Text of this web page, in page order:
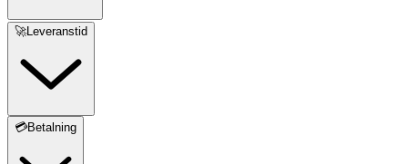
🚀Leveranstid
💳Betalning